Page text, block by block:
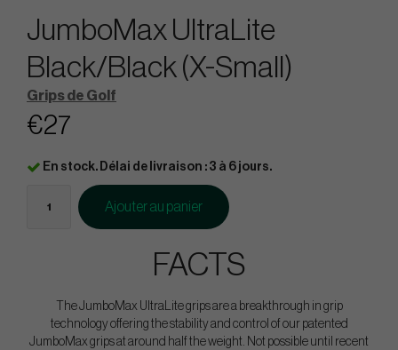
JumboMax UltraLite
Black/Black (X-Small)
Grips de Golf
€27
En stock. Délai de livraison : 3 à 6 jours.
Ajouter au panier
FACTS
The JumboMax UltraLite grips are a breakthrough in grip
technology offering the stability and control of our patented
JumboMax grips at around half the weight. Not possible until recent